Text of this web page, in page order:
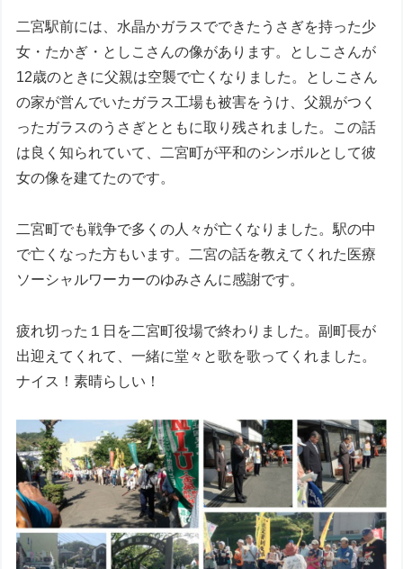
二宮駅前には、水晶かガラスでできたうさぎを持った少
女・たかぎ・としこさんの像があります。としこさんが
12歳のときに父親は空襲で亡くなりました。としこさん
の家が営んでいたガラス工場も被害をうけ、父親がつく
ったガラスのうさぎとともに取り残されました。この話
は良く知られていて、二宮町が平和のシンボルとして彼
女の像を建てたのです。
二宮町でも戦争で多くの人々が亡くなりました。駅の中
で亡くなった方もいます。二宮の話を教えてくれた医療
ソーシャルワーカーのゆみさんに感謝です。
疲れ切った１日を二宮町役場で終わりました。副町長が
出迎えてくれて、一緒に堂々と歌を歌ってくれました。
ナイス！素晴らしい！